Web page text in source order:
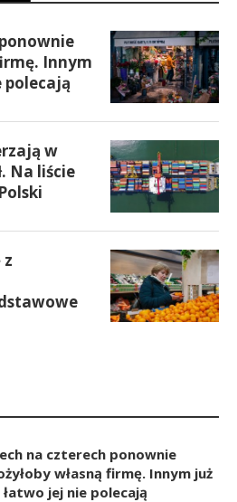
Innym
polecają
w
Na liście
z
na czterech ponownie
własną firmę. Innym już
jej nie polecają